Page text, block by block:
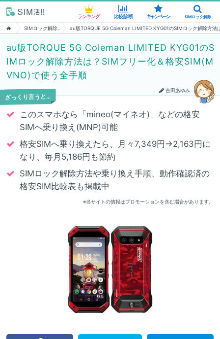
ランキング 比較診断 キャンペーン SIMロック解除
SIMロック解除 au版TORQUE 5G Coleman LIMITED KYG01のSIMロック解除方
au版TORQUE 5G Coleman LIMITED KYG01のS
IMロック解除方法は？SIMフリー化＆格安SIM(M
VNO)で使う全手順
吉田あゆみ
ざっくり言うと…
このスマホなら「mineo(マイネオ)」などの格安
SIMへ乗り換え(MNP)可能
格安SIMへ乗り換えたら、月々7,349円→2,163円に
なり、毎月5,186円も節約
SIMロック解除方法や乗り換え手順、動作確認済の
格安SIM比較表も掲載中
※当サイトの情報はプロモーションを含む場合があります。
ランキング 比較診断 キャンペーン SIMロック解除